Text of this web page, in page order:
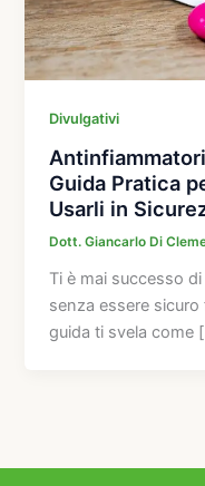
Divulgativi
Guida Pratica
Usarli in
Dott. Giancarlo Di
Ti è mai successo
senza essere
guida ti svela come